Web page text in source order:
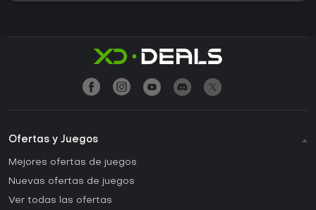
Ofertas y Juegos
Mejores ofertas de juegos
Nuevas ofertas de juegos
Ver todas las ofertas